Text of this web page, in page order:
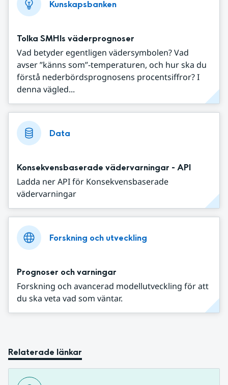
Kunskapsbanken
Tolka SMHIs väderprognoser
Vad betyder egentligen vädersymbolen? Vad
avser ”känns som”-temperaturen, och hur ska du
förstå nederbördsprognosens procentsiffror? I
denna vägled...
Data
Konsekvensbaserade vädervarningar - API
Ladda ner API för Konsekvensbaserade
vädervarningar
Forskning och utveckling
Prognoser och varningar
Forskning och avancerad modellutveckling för att
du ska veta vad som väntar.
Relaterade länkar